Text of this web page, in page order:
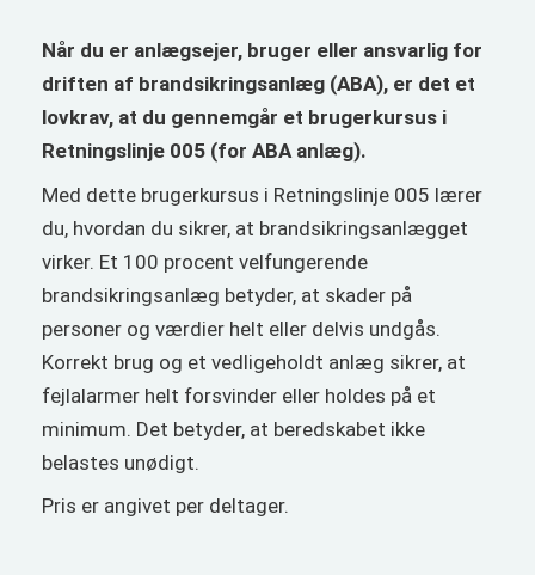
Når du er anlægsejer, bruger eller ansvarlig for
driften af brandsikringsanlæg (ABA), er det et
lovkrav, at du gennemgår et brugerkursus i
Retningslinje 005 (for ABA anlæg).
Med dette brugerkursus i Retningslinje 005 lærer
du, hvordan du sikrer, at brandsikringsanlægget
virker. Et 100 procent velfungerende
brandsikringsanlæg betyder, at skader på
personer og værdier helt eller delvis undgås.
Korrekt brug og et vedligeholdt anlæg sikrer, at
fejlalarmer helt forsvinder eller holdes på et
minimum. Det betyder, at beredskabet ikke
belastes unødigt.
Pris er angivet per deltager.